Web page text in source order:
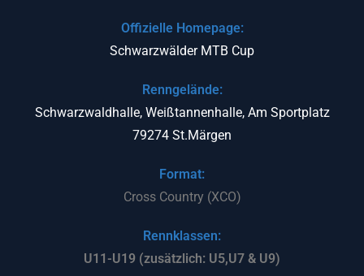
Offizielle Homepage:
Schwarzwälder MTB Cup
Renngelände:
Schwarzwaldhalle, Weißtannenhalle, Am Sportplatz
79274 St.Märgen
Format:
Cross Country (XCO)
Rennklassen:
U11-U19 (zusätzlich: U5,U7 & U9)